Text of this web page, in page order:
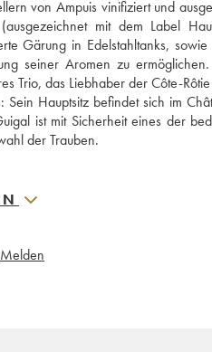
von Ampuis vinifiziert und
mit dem Label
Gärung in Edelstahltanks,
seiner Aromen zu
Trio, das Liebhaber der Côte-
Hauptsitz befindet sich im
ist mit Sicherheit eines der
der Trauben.
Melden